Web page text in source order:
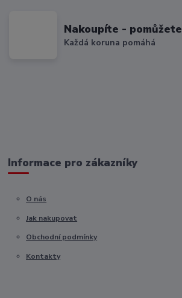
Nakoupíte - pomůžete
Každá koruna pomáhá
Informace pro zákazníky
O nás
Jak nakupovat
Obchodní podmínky
Kontakty